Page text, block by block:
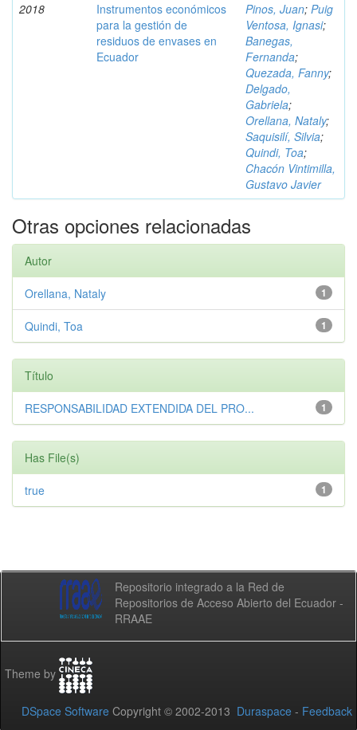
2018
Instrumentos económicos
para la gestión de
residuos de envases en
Ecuador
Pinos, Juan; Puig
Ventosa, Ignasi;
Banegas,
Fernanda;
Quezada, Fanny;
Delgado,
Gabriela;
Orellana, Nataly;
Saquisilí, Silvia;
Quindi, Toa;
Chacón Vintimilla,
Gustavo Javier
Otras opciones relacionadas
Autor
1
Orellana, Nataly
1
Quindi, Toa
Título
1
RESPONSABILIDAD EXTENDIDA DEL PRO...
Has File(s)
1
true
Repositorio integrado a la Red de
Repositorios de Acceso Abierto del Ecuador -
RRAAE
Theme by
DSpace Software Copyright © 2002-2013 Duraspace - Feedback